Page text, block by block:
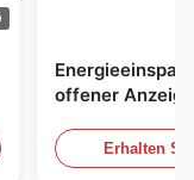
offener
Erhalten